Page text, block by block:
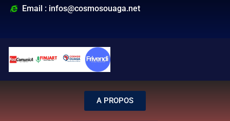
Email : infos@cosmosouaga.net
A PROPOS